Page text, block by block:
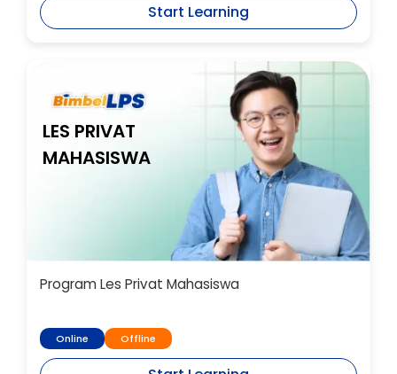
Start Learning
LES PRIVAT
MAHASISWA
Program Les Privat Mahasiswa
Online Offline